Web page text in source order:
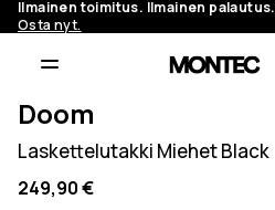
Ilmainen toimitus. Ilmainen palautus.
Osta nyt.
Doom
Laskettelutakki Miehet Black
249,90 €